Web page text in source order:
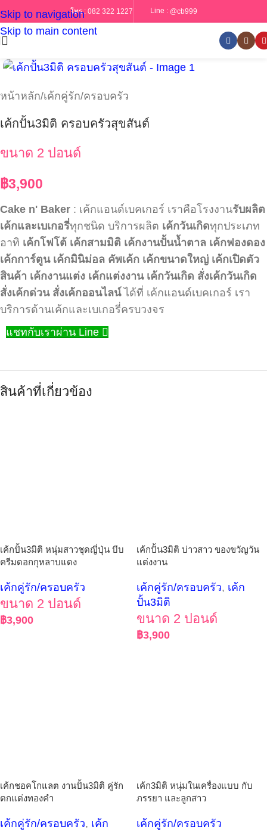
Skip to navigation
Skip to main content
โทร : 082 322 1227 Line : @cb999
หน้าหลัก/เค้กคู่รัก/ครอบครัว
เค้กปั้น3มิติ ครอบครัวสุขสันต์
ขนาด 2 ปอนด์
฿3,900
Cake n' Baker : เค้กแอนด์เบคเกอร์ เราคือโรงงานรับผลิต
เค้กและเบเกอรี่ทุกชนิด บริการผลิต เค้กวันเกิดทุกประเภท
อาทิ เค้กโฟโต้ เค้กสามมิติ เค้กงานปั้นน้ำตาล เค้กฟองดอง
เค้กการ์ตูน เค้กมินิม่อล คัพเค้ก เค้กขนาดใหญ่ เค้กเปิดตัว
สินค้า เค้กงานแต่ง เค้กแต่งงาน เค้กวันเกิด สั่งเค้กวันเกิด
สั่งเค้กด่วน สั่งเค้กออนไลน์ได้ที่ เค้กแอนด์เบคเกอร์ เรา
บริการด้านเค้กและเบเกอรี่ครบวงจร
แชทกับเราผ่าน Line
สินค้าที่เกี่ยวข้อง
เค้กปั้น3มิติ หนุ่มสาวชุดญี่ปุ่น บีบ
ครีมดอกกุหลาบแดง
เค้กคู่รัก/ครอบครัว
ขนาด 2 ปอนด์
฿3,900
เค้กปั้น3มิติ บ่าวสาว ของขวัญวัน
แต่งงาน
เค้กคู่รัก/ครอบครัว, เค้ก
ปั้น3มิติ
ขนาด 2 ปอนด์
฿3,900
เค้กชอคโกแลต งานปั้น3มิติ คู่รัก
ตกแต่งทองคำ
เค้กคู่รัก/ครอบครัว, เค้ก
เค้ก3มิติ หนุ่มในเครื่องแบบ กับ
ภรรยา และลูกสาว
เค้กคู่รัก/ครอบครัว